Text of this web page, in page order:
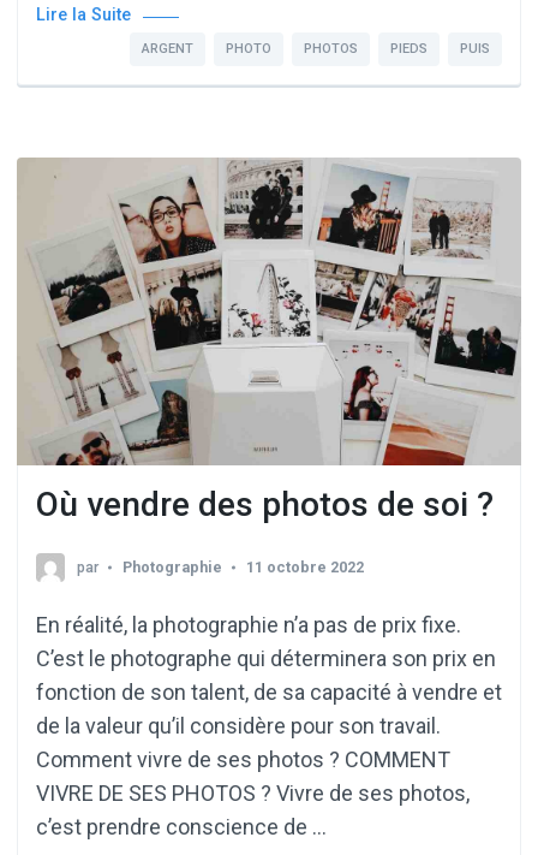
Lire la Suite
ARGENT PHOTO PHOTOS PIEDS PUIS
Où vendre des photos de soi ?
par Photographie 11 octobre 2022
En réalité, la photographie n’a pas de prix fixe.
C’est le photographe qui déterminera son prix en
fonction de son talent, de sa capacité à vendre et
de la valeur qu’il considère pour son travail.
Comment vivre de ses photos ? COMMENT
VIVRE DE SES PHOTOS ? Vivre de ses photos,
c’est prendre conscience de …